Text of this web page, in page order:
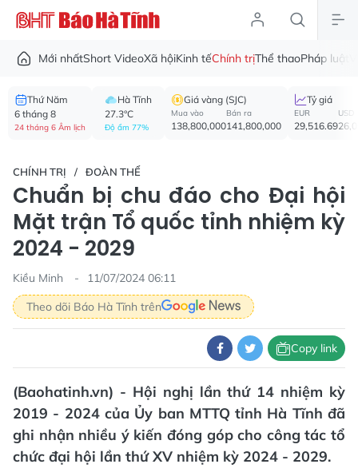
Mới nhấtShort VideoXã hộiKinh tếChính trịThể thaoPháp luật
Thứ Năm
6 tháng 8
24 tháng 6 Âm lịch
Hà Tĩnh
27.3°C
Độ ẩm 77%
Giá vàng (SJC)
Mua vào
138,800,000
Bán ra
141,800,000
Tỷ giá
EUR
29,516.69
USD
CHÍNH TRỊ ĐOÀN THỂ
Chuẩn bị chu đáo cho Đại hội
Mặt trận Tổ quốc tỉnh nhiệm kỳ
2024 - 2029
Kiều Minh
11/07/2024 06:11
Theo dõi Báo Hà Tĩnh trên
Copy link
(Baohatinh.vn) - Hội nghị lần thứ 14 nhiệm kỳ
2019 - 2024 của Ủy ban MTTQ tỉnh Hà Tĩnh đã
ghi nhận nhiều ý kiến đóng góp cho công tác tổ
chức đại hội lần thứ XV nhiệm kỳ 2024 - 2029.